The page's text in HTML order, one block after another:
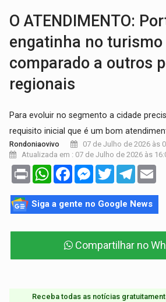
O ATENDIMENTO:
engatinha no turismo
comparado a outros
regionais
Para evoluir no segmento a cidade
requisito inicial que é um bom
Rondoniaovivo
07 de Julho de 2026 às
Atualizada em : 07 de Julho de 2026 às
Print WhatsAppFacebookMessenger
TwitterTelegram
Siga a gente no Google News
Compartilhar no
Receba todas as notícias